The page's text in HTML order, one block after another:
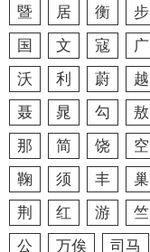
暨
居 衡 步
国
文 寇 广
沃
利 蔚 越
聂
晁 勾 敖
那
简 饶 空
鞠
须 丰 巢
荆
红 游 竺
公
万俟 司马